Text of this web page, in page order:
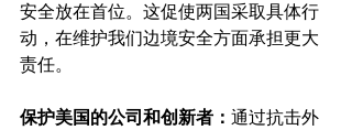
安全放在首位。这促使两国采取具体行
动，在维护我们边境安全方面承担更大
责任。
保护美国的公司和创新者： 通过抗击外